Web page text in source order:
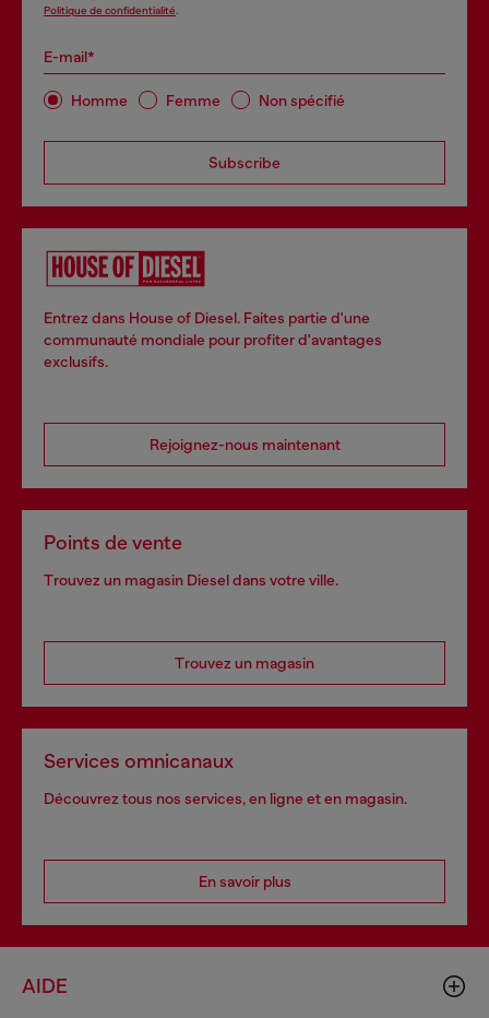
Politique de confidentialité
E-mail*
Homme Femme Non spécifié
Subscribe
Entrez dans House of Diesel. Faites partie d'une
communauté mondiale pour profiter d'avantages
exclusifs.
Rejoignez-nous maintenant
Points de vente
Trouvez un magasin Diesel dans votre ville.
Trouvez un magasin
Services omnicanaux
Découvrez tous nos services, en ligne et en magasin.
En savoir plus
AIDE